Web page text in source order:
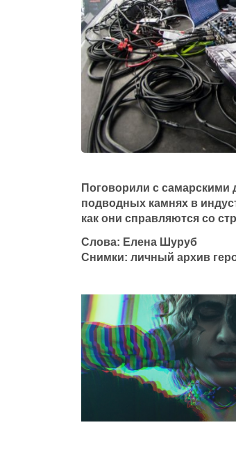
Поговорили с самарскими
подводных камнях в
как они справляются со
Слова: Елена Шуруб
Снимки: личный архив